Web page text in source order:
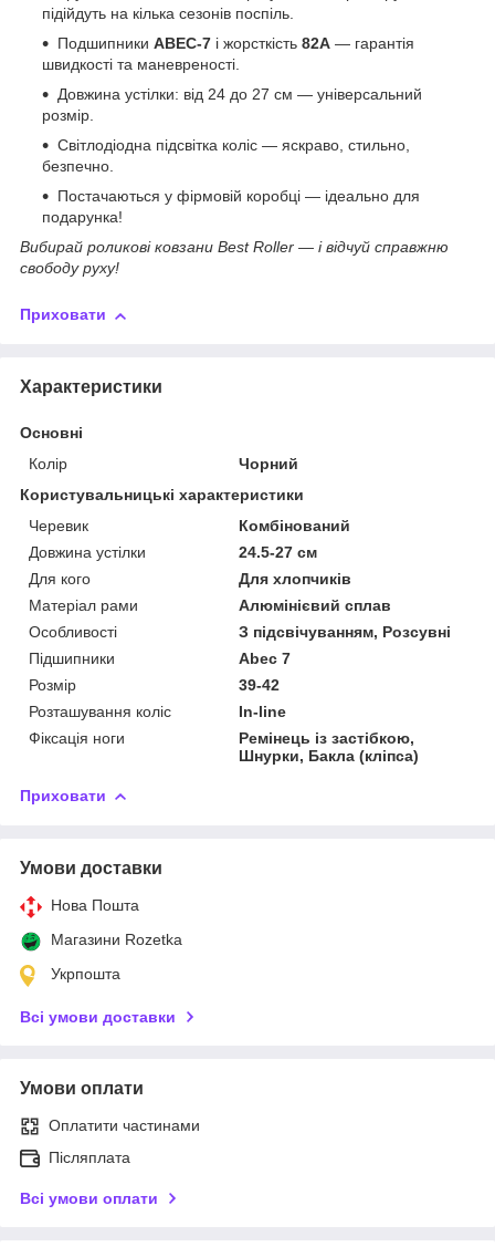
підійдуть на кілька сезонів поспіль.
Подшипники ABEC-7 і жорсткість 82A — гарантія
швидкості та маневреності.
Довжина устілки: від 24 до 27 см — універсальний
розмір.
Світлодіодна підсвітка коліс — яскраво, стильно,
безпечно.
Постачаються у фірмовій коробці — ідеально для
подарунка!
Вибирай роликові ковзани Best Roller — і відчуй справжню
свободу руху!
Приховати
Характеристики
Основні
Колір
Чорний
Користувальницькі характеристики
Черевик
Комбінований
Довжина устілки
24.5-27 см
Для кого
Для хлопчиків
Матеріал рами
Алюмінієвий сплав
Особливості
З підсвічуванням, Розсувні
Підшипники
Abec 7
Розмір
39-42
Розташування коліс
In-line
Фіксація ноги
Ремінець із застібкою,
Шнурки, Бакла (кліпса)
Приховати
Умови доставки
Нова Пошта
Магазини Rozetka
Укрпошта
Всі умови доставки
Умови оплати
Оплатити частинами
Післяплата
Всі умови оплати